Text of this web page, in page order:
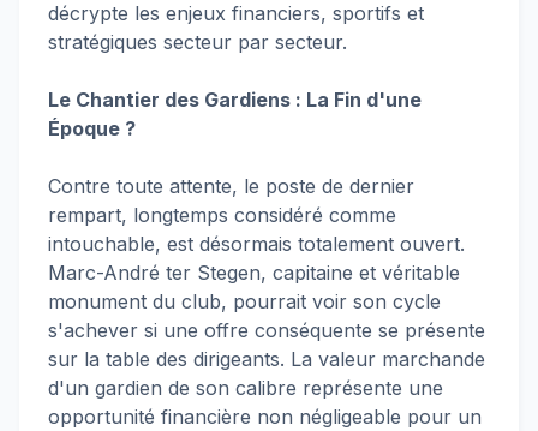
décrypte les enjeux financiers, sportifs et
stratégiques secteur par secteur.
Le Chantier des Gardiens : La Fin d'une
Époque ?
Contre toute attente, le poste de dernier
rempart, longtemps considéré comme
intouchable, est désormais totalement ouvert.
Marc-André ter Stegen, capitaine et véritable
monument du club, pourrait voir son cycle
s'achever si une offre conséquente se présente
sur la table des dirigeants. La valeur marchande
d'un gardien de son calibre représente une
opportunité financière non négligeable pour un